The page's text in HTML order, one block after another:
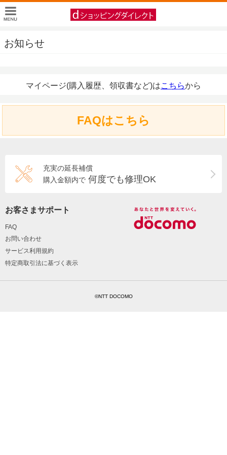
お知らせ
マイページ(購入履歴、領収書など)はこちらから
FAQはこちら
充実の延長補償
購入金額内で 何度でも修理OK
お客さまサポート
FAQ
お問い合わせ
サービス利用規約
特定商取引法に基づく表示
©NTT DOCOMO